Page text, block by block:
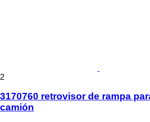
2
3170760 retrovisor de rampa
camión